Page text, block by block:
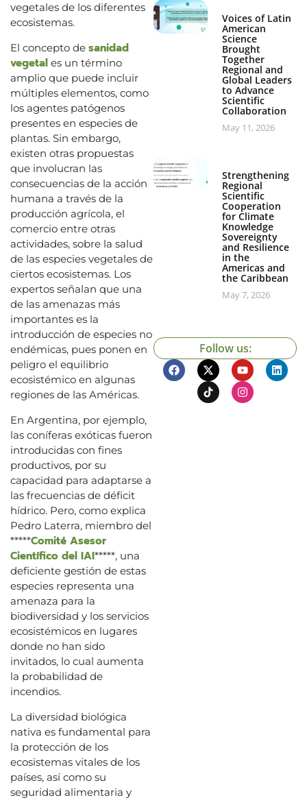
vegetales de los diferentes
ecosistemas.
El concepto de sanidad
vegetal es un término
amplio que puede incluir
múltiples elementos, como
los agentes patógenos
presentes en especies de
plantas. Sin embargo,
existen otras propuestas
que involucran las
consecuencias de la acción
humana a través de la
producción agrícola, el
comercio entre otras
actividades, sobre la salud
de las especies vegetales de
ciertos ecosistemas. Los
expertos señalan que una
de las amenazas más
importantes es la
introducción de especies no
endémicas, pues ponen en
peligro el equilibrio
ecosistémico en algunas
regiones de las Américas.
En Argentina, por ejemplo,
las coníferas exóticas fueron
introducidas con fines
productivos, por su
capacidad para adaptarse a
las frecuencias de déficit
hídrico. Pero, como explica
Pedro Laterra, miembro del
*****Comité Asesor
Científico del IAI*****, una
deficiente gestión de estas
especies representa una
amenaza para la
biodiversidad y los servicios
ecosistémicos en lugares
donde no han sido
invitados, lo cual aumenta
la probabilidad de
incendios.
La diversidad biológica
nativa es fundamental para
la protección de los
ecosistemas vitales de los
países, así como su
seguridad alimentaria y
Voices of Latin
American
Science
Brought
Together
Regional and
Global Leaders
to Advance
Scientific
Collaboration
May 11, 2026
Strengthening
Regional
Scientific
Cooperation
for Climate
Knowledge
Sovereignty
and Resilience
in the
Americas and
the Caribbean
May 7, 2026
Follow us: